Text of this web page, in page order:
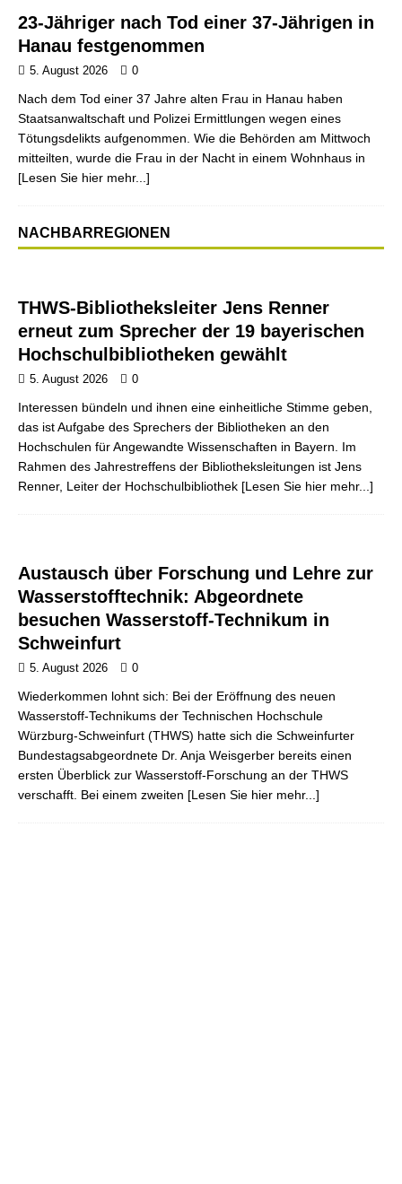
23-Jähriger nach Tod einer 37-Jährigen in
Hanau festgenommen
5. August 2026 0
Nach dem Tod einer 37 Jahre alten Frau in Hanau haben
Staatsanwaltschaft und Polizei Ermittlungen wegen eines
Tötungsdelikts aufgenommen. Wie die Behörden am Mittwoch
mitteilten, wurde die Frau in der Nacht in einem Wohnhaus in
[Lesen Sie hier mehr...]
NACHBARREGIONEN
THWS-Bibliotheksleiter Jens Renner
erneut zum Sprecher der 19 bayerischen
Hochschulbibliotheken gewählt
5. August 2026 0
Interessen bündeln und ihnen eine einheitliche Stimme geben,
das ist Aufgabe des Sprechers der Bibliotheken an den
Hochschulen für Angewandte Wissenschaften in Bayern. Im
Rahmen des Jahrestreffens der Bibliotheksleitungen ist Jens
Renner, Leiter der Hochschulbibliothek [Lesen Sie hier mehr...]
Austausch über Forschung und Lehre zur
Wasserstofftechnik: Abgeordnete
besuchen Wasserstoff-Technikum in
Schweinfurt
5. August 2026 0
Wiederkommen lohnt sich: Bei der Eröffnung des neuen
Wasserstoff-Technikums der Technischen Hochschule
Würzburg-Schweinfurt (THWS) hatte sich die Schweinfurter
Bundestagsabgeordnete Dr. Anja Weisgerber bereits einen
ersten Überblick zur Wasserstoff-Forschung an der THWS
verschafft. Bei einem zweiten [Lesen Sie hier mehr...]